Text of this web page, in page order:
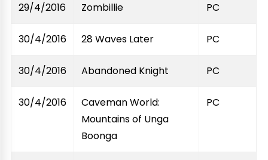
29/4/2016 Zombillie PC
30/4/2016 28 Waves Later PC
30/4/2016 Abandoned Knight PC
30/4/2016
Caveman World:
Mountains of Unga
Boonga
PC